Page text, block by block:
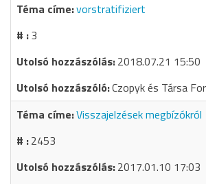
vorstratifiziert
3
2018.07.21 15:50
Czopyk és Társa
Visszajelzések megbízókról
2453
2017.01.10 17:03